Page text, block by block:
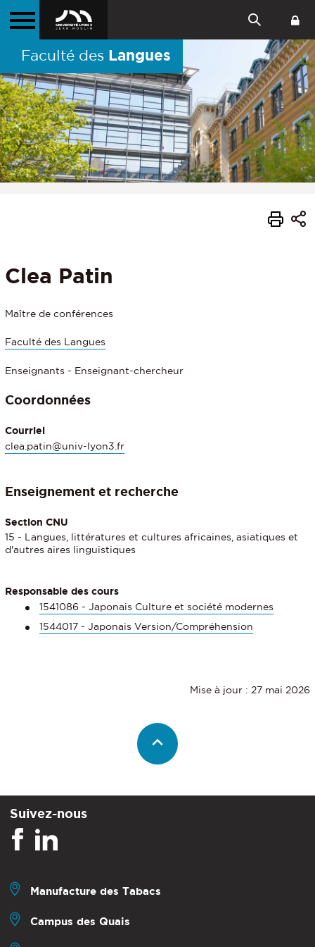
Faculté des Langues
Clea Patin
Maître de conférences
Faculté des Langues
Enseignants - Enseignant-chercheur
Coordonnées
Courriel
clea.patin@univ-lyon3.fr
Enseignement et recherche
Section CNU
15 - Langues, littératures et cultures africaines, asiatiques et
d'autres aires linguistiques
Responsable des cours
1541086 - Japonais Culture et société modernes
1544017 - Japonais Version/Compréhension
Mise à jour : 27 mai 2026
Suivez-nous
Manufacture des Tabacs
Campus des Quais